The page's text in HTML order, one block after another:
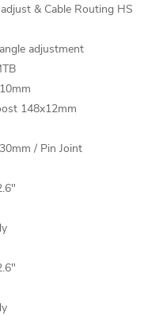
& Cable Routing HS
adjustment
148x12mm
/ Pin Joint